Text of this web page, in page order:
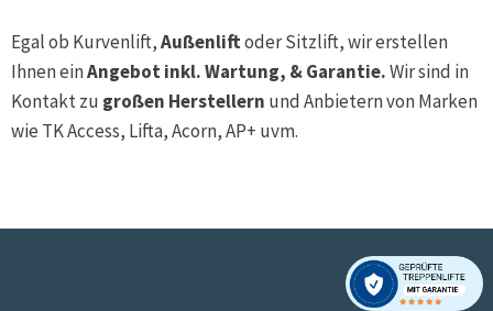
Egal ob Kurvenlift,Außenliftoder Sitzlift, wir erstellen
Ihnen einAngebot inkl. Wartung, & Garantie.Wir sind in
Kontakt zu großen Herstellern und Anbietern von Marken
wie TK Access, Lifta, Acorn, AP+ uvm.